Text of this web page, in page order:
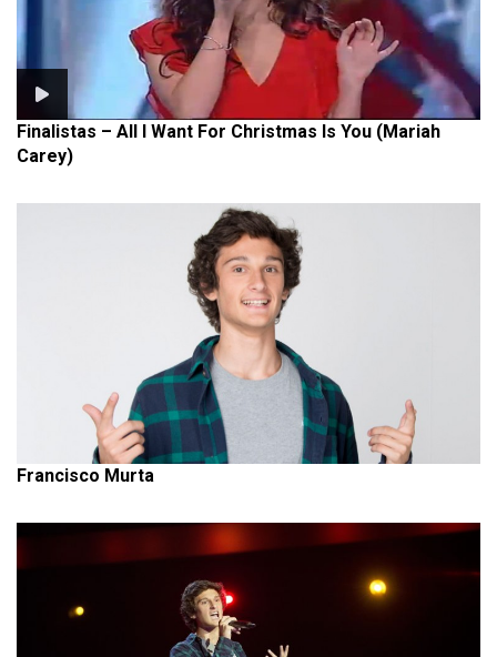
Finalistas – All I Want For Christmas Is You (Mariah
Carey)
Francisco Murta